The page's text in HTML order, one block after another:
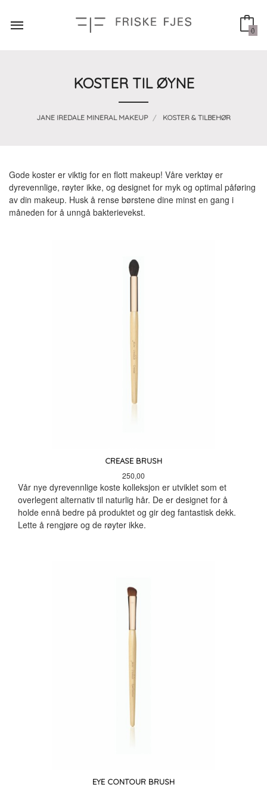
innholdet
0
KOSTER TIL ØYNE
JANE IREDALE MINERAL MAKEUP KOSTER & TILBEHØR
Gode koster er viktig for en flott makeup! Våre verktøy er
dyrevennlige, røyter ikke, og designet for myk og optimal påføring
av din makeup. Husk å rense børstene dine minst en gang i
måneden for å unngå bakterievekst.
CREASE BRUSH
Pris
250,00
Vår nye dyrevennlige koste kolleksjon er utviklet som et
overlegent alternativ til naturlig hår. De er designet for å
holde ennå bedre på produktet og gir deg fantastisk dekk.
Lette å rengjøre og de røyter ikke.
EYE CONTOUR BRUSH